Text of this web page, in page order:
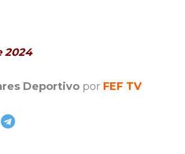
2024
Deportivo por FEF TV